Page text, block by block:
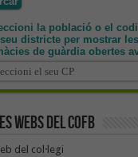
la població o el codi
districte per mostrar les
de guàrdia obertes
webs del COFB
del col·legi